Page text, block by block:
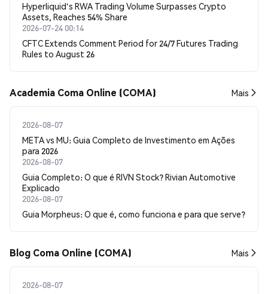
Hyperliquid's RWA Trading Volume Surpasses Crypto
Assets, Reaches 54% Share
2026-07-24 00:14
CFTC Extends Comment Period for 24/7 Futures Trading
Rules to August 26
Academia Coma Online (COMA) Mais
2026-08-07
META vs MU: Guia Completo de Investimento em Ações
para 2026
2026-08-07
Guia Completo: O que é RIVN Stock? Rivian Automotive
Explicado
2026-08-07
Guia Morpheus: O que é, como funciona e para que serve?
Blog Coma Online (COMA) Mais
2026-08-07